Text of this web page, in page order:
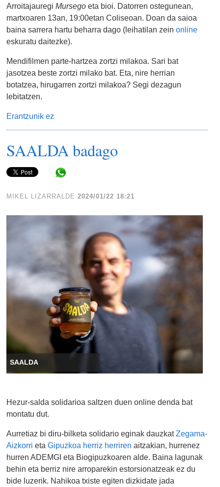
Arroitajauregi Mursego eta bioi. Datorren ostegunean,
martxoaren 13an, 19:00etan Coliseoan. Doan da saioa
baina sarrera hartu beharra dago (leihatilan zeinonline
eskuratu daitezke).
Mendifilmen parte-hartzea zortzi milakoa. Sari bat
jasotzea beste zortzi milako bat. Eta, nire herrian
botatzea, hirugarren zortzi milakoa? Segi dezagun
lebitatzen.
Erantzunik ez
SAALDA badago
MIKEL LIZARRALDE 2024/01/22 18:21
SAALDA
Hezur-salda solidarioa saltzen duen online denda bat
montatu dut.
Aurretiaz bi diru-bilketa solidario eginak dauzkatZegama-
Aizkorri etaGipuzkoa herriz herriren aitzakian, hurrenez
hurren ADEMGI eta Biogipuzkoaren alde. Baina lagunak
behin eta berriz nire arroparekin estorsionatzeak ez du
bide luzerik. Nahikoa txiste egiten dizkidate jada